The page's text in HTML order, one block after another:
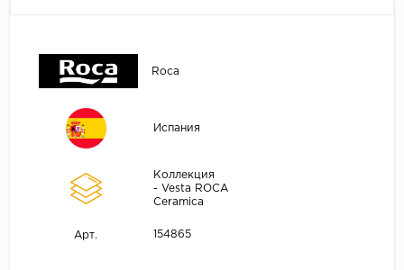
Roca
Испания
Коллекция
- Vesta ROCA
Ceramica
Арт. 154865